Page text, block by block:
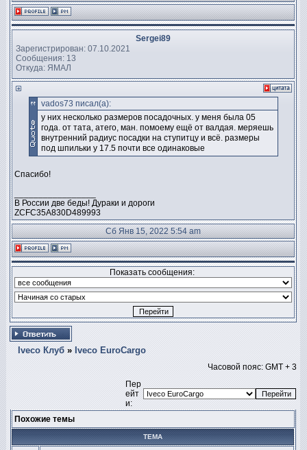
Sergei89
Зарегистрирован: 07.10.2021
Сообщения: 13
Откуда: ЯМАЛ
vados73 писал(а):
у них несколько размеров посадочных. у меня была 05
года. от тата, атего, ман. помоему ещё от валдая. меряешь
внутренний радиус посадки на ступитцу и всё. размеры
под шпильки у 17.5 почти все одинаковые
Спасибо!
В России две беды! Дураки и дороги
ZCFC35A830D489993
Сб Янв 15, 2022 5:54 am
Показать сообщения:
Iveco Клуб » Iveco EuroCargo
Часовой пояс: GMT + 3
Пер
ейт
и:
Похожие темы
ТЕМА